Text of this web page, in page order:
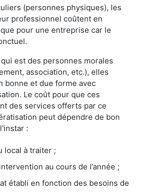
(personnes physiques), les
professionnel coûtent en
pour une entreprise car le
est des personnes morales
association, etc.), elles
bonne et due forme avec
Le coût pour que ces
des services offerts par ce
peut dépendre de bon
:
local à traiter ;
au cours de l’année ;
établi en fonction des besoins de